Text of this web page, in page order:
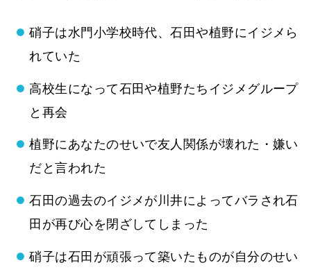
硝子は水門小学校時代、石田や植野にイジメら
れていた
高校生になって石田や植野たちイジメグループ
と再会
植野にあなたのせいで友人関係が壊れた・嫌い
だと言われた
石田の過去のイジメが川井によってバラされ石
田が再び心を閉ざしてしまった
硝子は石田が頑張って築いたものが自分のせい